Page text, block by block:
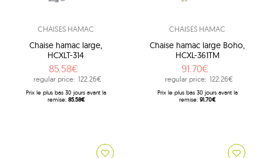
CHAISES HAMAC
Chaise hamac large,
HCXLT-314
85.58€
regular price: 122.26€
Prix ​​le plus bas 30 jours avant la
remise: 85.58€
CHAISES HAMAC
Chaise hamac large Boho,
HCXL-361TM
91.70€
regular price: 122.26€
Prix ​​le plus bas 30 jours avant la
remise: 91.70€